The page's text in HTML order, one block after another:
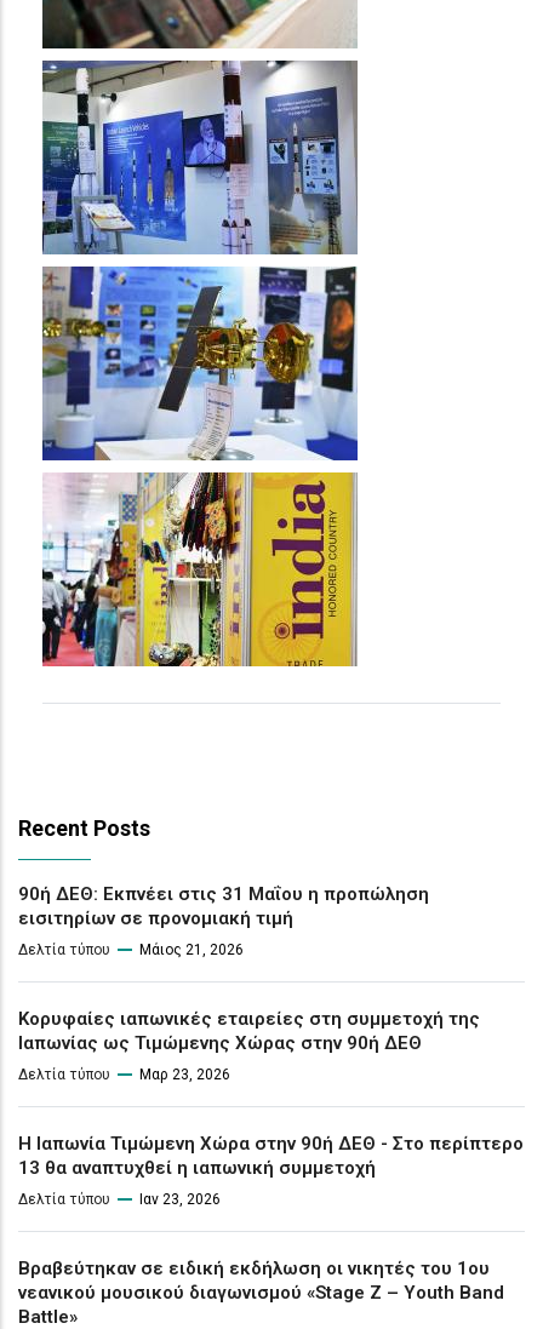
Recent Posts
90ή ΔΕΘ: Εκπνέει στις 31 Μαΐου η προπώληση
εισιτηρίων σε προνομιακή τιμή
Δελτία τύπου Μάιος 21, 2026
Κορυφαίες ιαπωνικές εταιρείες στη συμμετοχή της
Ιαπωνίας ως Τιμώμενης Χώρας στην 90ή ΔΕΘ
Δελτία τύπου Μαρ 23, 2026
Η Ιαπωνία Τιμώμενη Χώρα στην 90ή ΔΕΘ - Στο περίπτερο
13 θα αναπτυχθεί η ιαπωνική συμμετοχή
Δελτία τύπου Ιαν 23, 2026
Βραβεύτηκαν σε ειδική εκδήλωση οι νικητές του 1ου
νεανικού μουσικού διαγωνισμού «Stage Z – Youth Band
Battle»